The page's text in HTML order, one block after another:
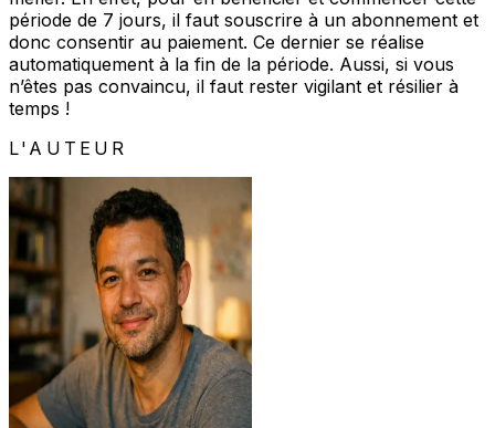
période de 7 jours, il faut souscrire à un abonnement et
donc consentir au paiement. Ce dernier se réalise
automatiquement à la fin de la période. Aussi, si vous
n’êtes pas convaincu, il faut rester vigilant et résilier à
temps !
L'AUTEUR